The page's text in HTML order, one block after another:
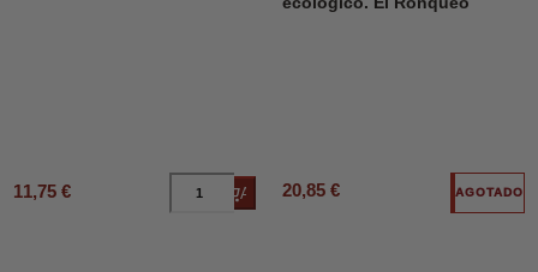
11,75 € Añadir al carrito
20,85 € AGOTADO